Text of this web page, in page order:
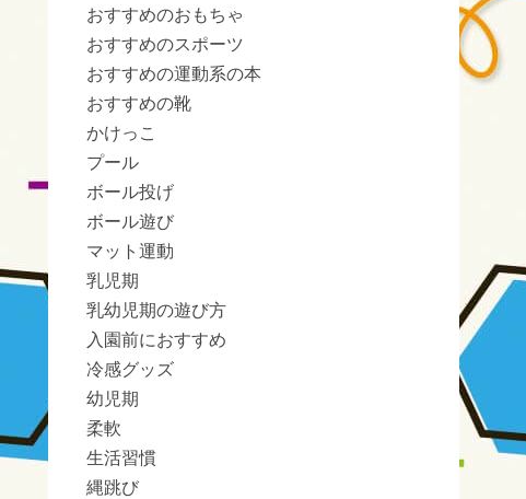
おすすめのおもちゃ
おすすめのスポーツ
おすすめの運動系の本
おすすめの靴
かけっこ
プール
ボール投げ
ボール遊び
マット運動
乳児期
乳幼児期の遊び方
入園前におすすめ
冷感グッズ
幼児期
柔軟
生活習慣
縄跳び